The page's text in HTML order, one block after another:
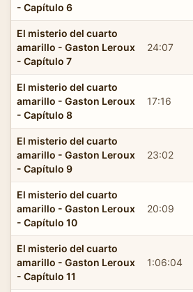
- Capítulo 6
El misterio del cuarto
amarillo - Gaston Leroux
- Capítulo 7
24:07
El misterio del cuarto
amarillo - Gaston Leroux
- Capítulo 8
17:16
El misterio del cuarto
amarillo - Gaston Leroux
- Capítulo 9
23:02
El misterio del cuarto
amarillo - Gaston Leroux
- Capítulo 10
20:09
El misterio del cuarto
amarillo - Gaston Leroux
- Capítulo 11
1:06:04